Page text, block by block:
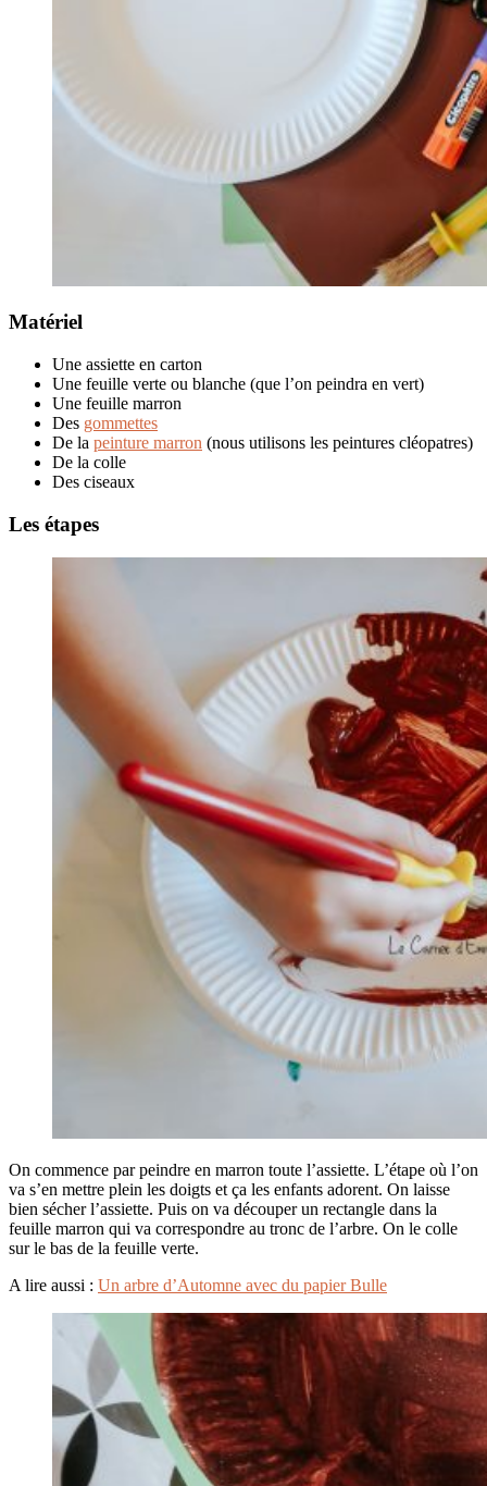
Matériel
Une assiette en carton
Une feuille verte ou blanche (que l’on peindra en vert)
Une feuille marron
Des gommettes
De la peinture marron (nous utilisons les peintures cléopatres)
De la colle
Des ciseaux
Les étapes
On commence par peindre en marron toute l’assiette. L’étape où l’on
va s’en mettre plein les doigts et ça les enfants adorent. On laisse
bien sécher l’assiette. Puis on va découper un rectangle dans la
feuille marron qui va correspondre au tronc de l’arbre. On le colle
sur le bas de la feuille verte.
A lire aussi : Un arbre d’Automne avec du papier Bulle